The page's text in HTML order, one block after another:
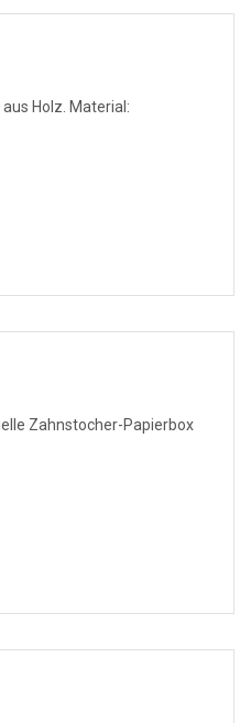
Holz. Material:
Zahnstocher-Papierbox